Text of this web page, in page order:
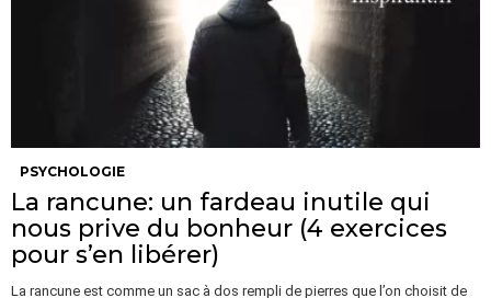
PSYCHOLOGIE
La rancune: un fardeau inutile qui
nous prive du bonheur (4 exercices
pour s’en libérer)
La rancune est comme un sac à dos rempli de pierres que l’on choisit de